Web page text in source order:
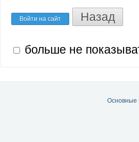
Войти на сайт Назад
больше не
Основные